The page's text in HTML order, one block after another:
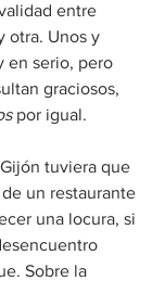
entre
otra. Unos y
en serio, pero
graciosos,
por igual.
tuviera que
un restaurante
una locura, si
Sobre la